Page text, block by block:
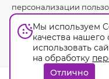
персонализации
данных.
© Batik. 2026. Все права
Оферта
Мы используем
качества
использовать
на обработку
Отлично